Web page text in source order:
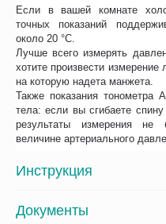
Если в вашей комнате
точных показаний
около 20 °С.
Лучше всего измерять
хотите произвести
на которую надета манжета.
Также показания тонометра
тела: если вы сгибаете
результаты измерения не
величине артериального
Инструкция
Документы